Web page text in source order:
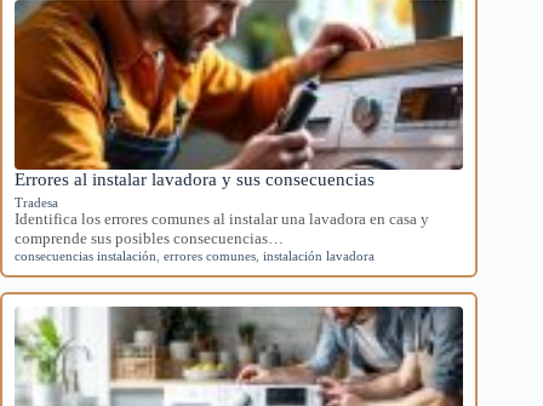
Errores al instalar lavadora y sus consecuencias
Tradesa
Identifica los errores comunes al instalar una lavadora en casa y
comprende sus posibles consecuencias…
consecuencias instalación errores comunes instalación lavadora